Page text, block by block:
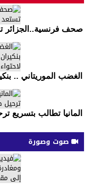
صحف فرنسية..الجزائر
الغضب الموريتاني ..
المانيا تطالب بتسريع
صوت وصورة